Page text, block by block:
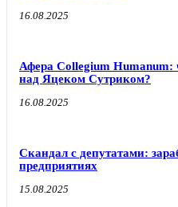
16.08.2025
Афера Collegium Humanum:
над Яцеком Сутриком?
16.08.2025
Скандал с депутатами:
предприятиях
15.08.2025